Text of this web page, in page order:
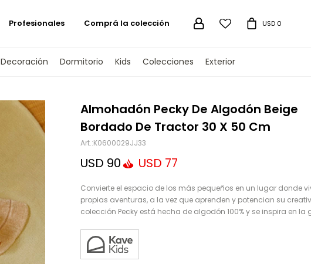
Decoración Dormitorio Kids Colecciones Exterior
 USD 0
Profesionales Comprá la colección
Almohadón Pecky De Algodón Beige
Bordado De Tractor 30 X 50 Cm
K0600029JJ33
USD 90 USD 77
Convierte el espacio de los más pequeños en un lugar donde
propias aventuras, a la vez que aprenden y potencian su
colección Pecky está hecha de algodón 100% y se inspira en la